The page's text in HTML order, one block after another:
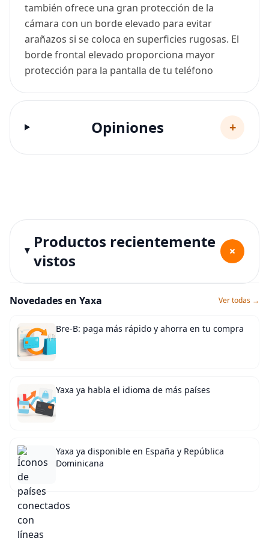
también ofrece una gran protección de la
cámara con un borde elevado para evitar
arañazos si se coloca en superficies rugosas. El
borde frontal elevado proporciona mayor
protección para la pantalla de tu teléfono
Opiniones +
Productos recientemente
vistos
+
Novedades en Yaxa Ver todas →
Bre-B: paga más rápido y ahorra en tu compra
Yaxa ya habla el idioma de más países
Yaxa ya disponible en España y República
Dominicana